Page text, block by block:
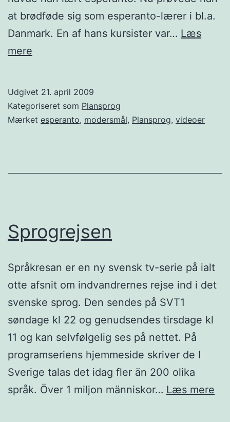
at brødføde sig som esperanto-lærer i bl.a.
Danmark. En af hans kursister var… Læs
mere
af
mine
Udgivet 21. april 2009
Kategoriseret som Plansprog
Mærket esperanto, modersmål, Plansprog, videoer
Sprogrejsen
Språkresan er en ny svensk tv-serie på ialt
otte afsnit om indvandrernes rejse ind i det
svenske sprog. Den sendes på SVT1
søndage kl 22 og genudsendes tirsdage kl
11 og kan selvfølgelig ses på nettet. På
programseriens hjemmeside skriver de I
Sverige talas det idag fler än 200 olika
språk. Över 1 miljon människor… Læs mere